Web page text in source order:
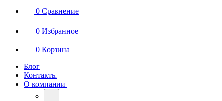
0 Сравнение
0 Избранное
0 Корзина
Блог
Контакты
О компании